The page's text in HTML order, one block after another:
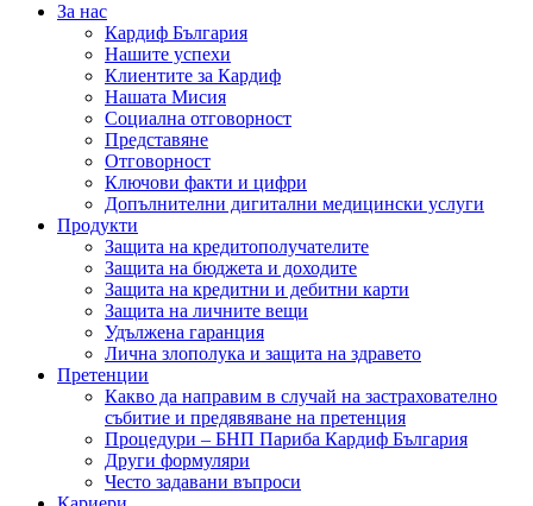
За нас
Кардиф България
Нашите успехи
Клиентите за Кардиф
Нашата Мисия
Социална отговорност
Представяне
Отговорност
Ключови факти и цифри
Допълнителни дигитални медицински услуги
Продукти
Защита на кредитополучателите
Защита на бюджета и доходите
Защита на кредитни и дебитни карти
Защита на личните вещи
Удължена гаранция
Лична злополука и защита на здравето
Претенции
Какво да направим в случай на застрахователно
събитие и предявяване на претенция
Процедури – БНП Париба Кардиф България
Други формуляри
Често задавани въпроси